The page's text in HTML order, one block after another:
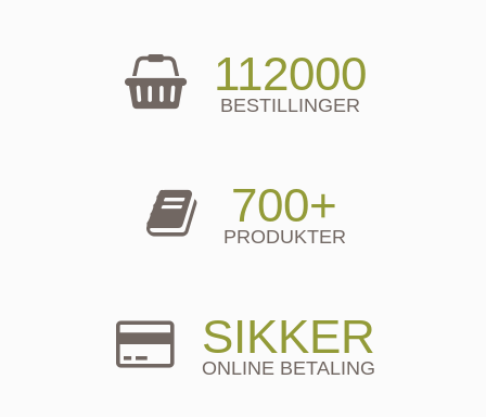
112000
BESTILLINGER
700+
PRODUKTER
SIKKER
ONLINE BETALING